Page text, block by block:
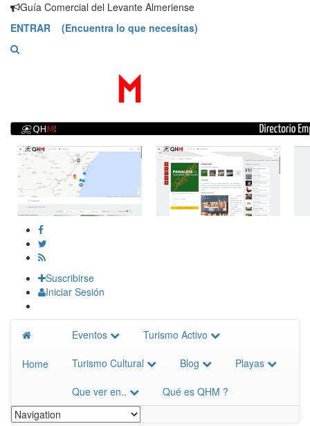
SaltarGuía Comercial del Levante Almeriense
ENTRAR (Encuentra lo que necesitas)
Suscribirse
Iniciar Sesión
Home
Eventos Turismo Activo
Turismo Cultural Blog Playas
Que ver en.. Qué es QHM ?